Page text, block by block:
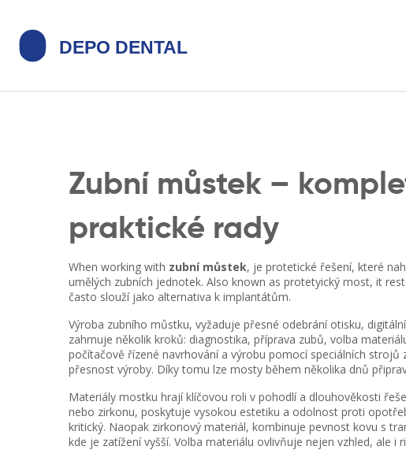
Zubní můstek –
praktické rady
When working with zubní můstek, je protetické řešení, které
umělých zubních jednotek. Also known as protetyický most, it
často slouží jako alternativa k implantátům.
Výroba zubního můstku, vyžaduje přesné odebrání otisku,
zahrnuje několik kroků: diagnostika, příprava zubů, volba
počítačově řízené navrhování a výrobu pomocí speciálních strojů
přesnost výroby. Díky tomu lze mosty během několika dnů
Materiály mostku hrají klíčovou roli v pohodlí a dlouhověkosti
nebo zirkonu, poskytuje vysokou estetiku a odolnost proti
kritický. Naopak zirkonový materiál, kombinuje pevnost kovu s
kde je zatížení vyšší. Volba materiálu ovlivňuje nejen vzhled, ale i